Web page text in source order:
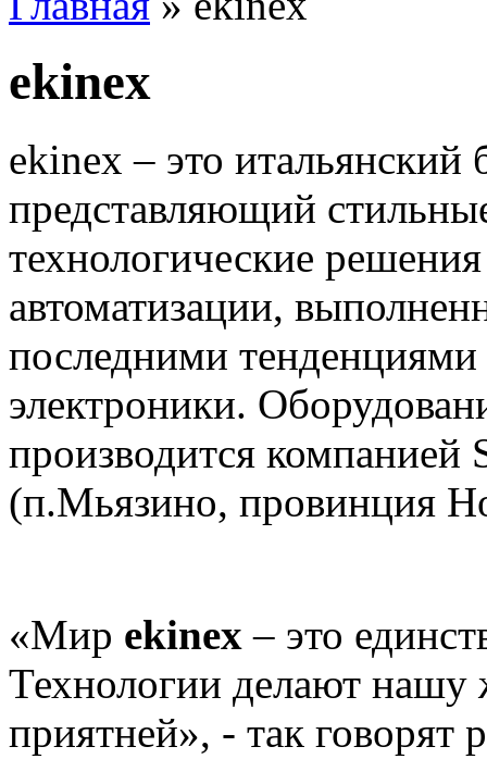
ekinex
ekinex – это итальянский
представляющий
технологические
автоматизации,
последними
электроники.
производится компанией
(п.Мьязино, провинция
«Мир ekinex – это
Технологии делают нашу
приятней», - так говорят